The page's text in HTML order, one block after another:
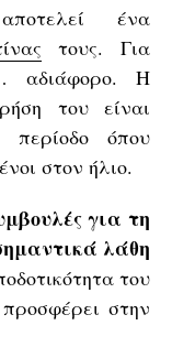
ένα
τους. Για
αδιάφορο. Η
του είναι
όπου
στον ήλιο.
για τη
λάθη
του
στην